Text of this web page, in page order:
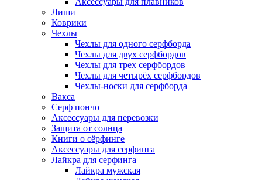
Лиши
Коврики
Чехлы
Чехлы для одного серфборда
Чехлы для двух серфбордов
Чехлы для трех серфбордов
Чехлы для четырёх серфбордов
Чехлы-носки для серфборда
Вакса
Серф пончо
Аксессуары для перевозки
Защита от солнца
Книги о сёрфинге
Аксессуары для серфинга
Лайкра для серфинга
Лайкра мужская